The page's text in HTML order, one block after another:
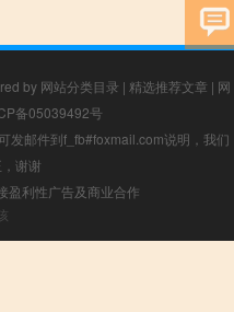
by 网站分类目录 | 精选推荐文章 | 网
备05039492号
发邮件到f_fb#foxmail.com说明，我们
谢谢
盈利性广告及商业合作